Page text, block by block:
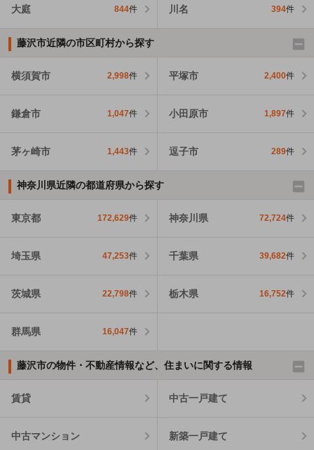
大庭 844件 川名 394件
藤沢市近隣の市区町村から探す
横須賀市 2,998件 平塚市 2,400件
鎌倉市 1,047件 小田原市 1,897件
茅ヶ崎市 1,443件 逗子市 289件
神奈川県近隣の都道府県から探す
東京都 172,629件 神奈川県 72,724件
埼玉県 47,253件 千葉県 39,682件
茨城県 22,798件 栃木県 16,752件
群馬県 16,047件
藤沢市の物件・不動産情報など、住まいに関する情報
賃貸 中古一戸建て
中古マンション 新築一戸建て